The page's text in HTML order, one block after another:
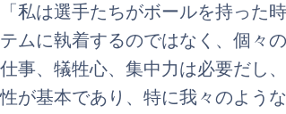
「私は選手たちがボールを持った
テムに執着するのではなく、個々
仕事、犠牲心、集中力は必要だし
性が基本であり、特に我々のよう